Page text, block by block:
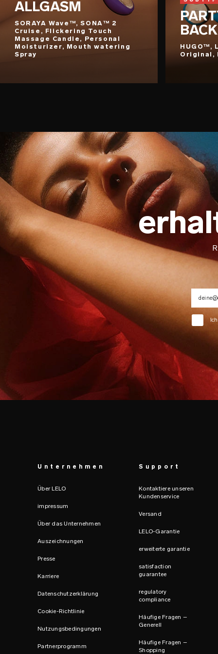
ALLGASM
SORAYA Wave™, SONA™ 2
Cruise, Flickering Touch
Massage Candle, Personal
Moisturizer, Mouth watering
Spray
BACK
HUGO™,
Original,
Unternehmen
Über LELO
impressum
Über das Unternehmen
Auszeichnungen
Presse
Karriere
Datenschutzerklärung
Cookie-Richtlinie
Nutzungsbedingungen
Partnerprogramm
Support
Kontaktiere unseren
Kundenservice
Versand
LELO-Garantie
erweiterte garantie
satisfaction
guarantee
regulatory
compliance
Häufige Fragen –
Generell
Häufige Fragen –
Shopping